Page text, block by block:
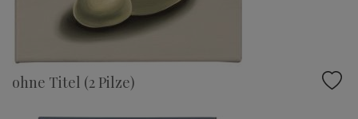
ohne Titel (2 Pilze)